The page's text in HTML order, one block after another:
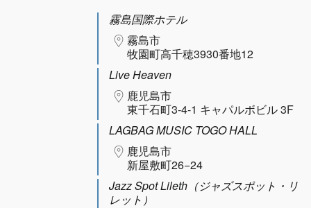
霧島国際ホテル
霧島市
牧園町高千穂3930番地12
Live Heaven
鹿児島市
東千石町3-4-1 キャパルボビル 3F
LAGBAG MUSIC TOGO HALL
鹿児島市
新屋敷町26−24
Jazz Spot Lileth（ジャズスポット・リ
レット）